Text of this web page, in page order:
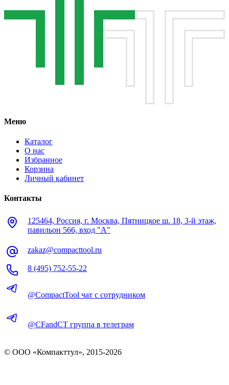
Меню
Каталог
О нас
Избранное
Корзина
Личный кабинет
Контакты
125464, Россия, г. Москва, Пятницкое ш. 18, 3-й этаж,
павильон 566, вход "А"
zakaz@compacttool.ru
8 (495) 752-55-22
@CompactTool чат с сотрудником
@CFandCT группа в телеграм
© OOO «Компакттул», 2015-2026